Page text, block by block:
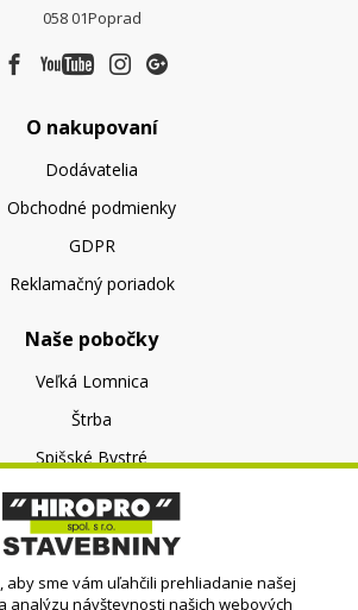
058 01Poprad
O nakupovaní
Dodávatelia
Obchodné podmienky
GDPR
Reklamačný poriadok
Naše pobočky
Veľká Lomnica
Štrba
Spišské Bystré
O nás
O spoločnosti
Kontakt
aby sme vám uľahčili prehliadanie našej
analýzu návštevnosti našich webových